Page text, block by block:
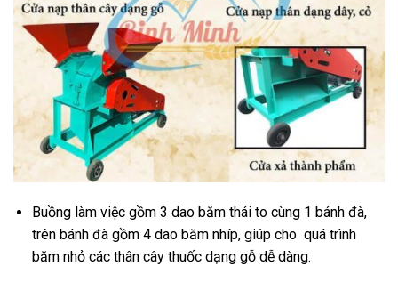
Buồng làm việc gồm 3 dao băm thái to cùng 1 bánh đà,
trên bánh đà gồm 4 dao băm nhíp, giúp cho quá trình
băm nhỏ các thân cây thuốc dạng gỗ dễ dàng.